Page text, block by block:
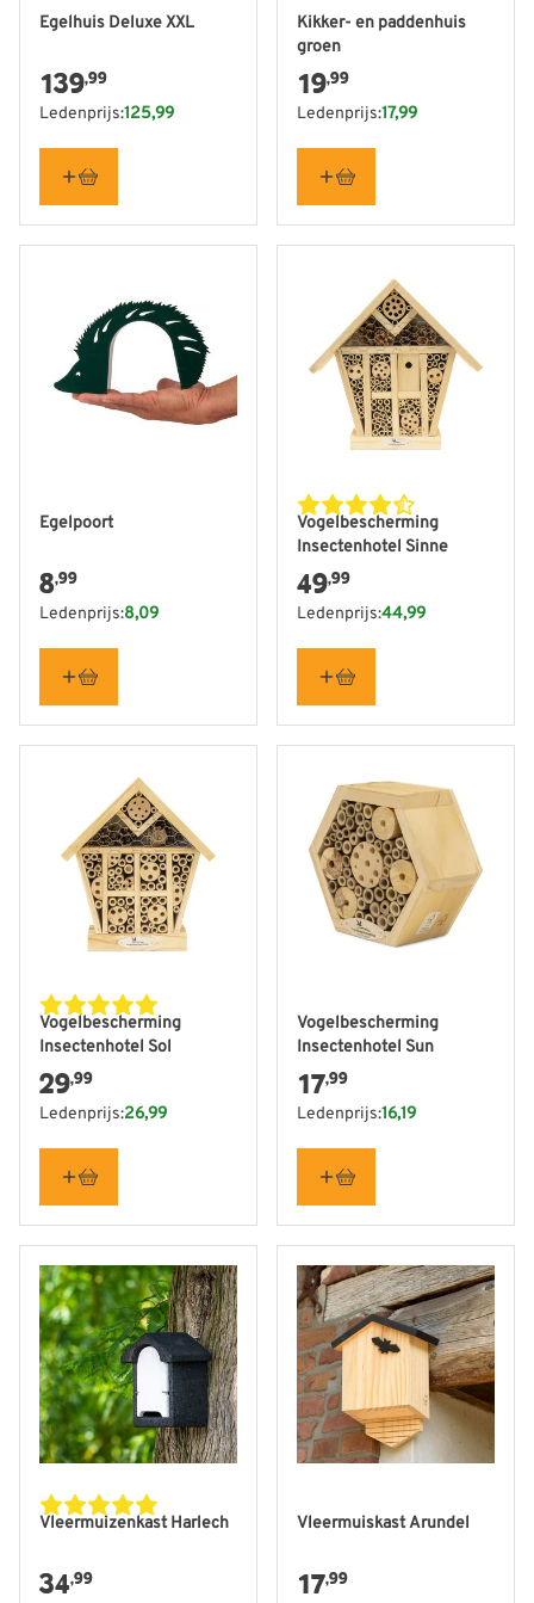
Egelhuis Deluxe XXL
139,99
Ledenprijs:125,99
Kikker- en paddenhuis
groen
19,99
Ledenprijs:17,99
Egelpoort
8,99
Ledenprijs:8,09
Vogelbescherming
Insectenhotel Sinne
49,99
Ledenprijs:44,99
Vogelbescherming
Insectenhotel Sol
29,99
Ledenprijs:26,99
Vogelbescherming
Insectenhotel Sun
17,99
Ledenprijs:16,19
Vleermuizenkast Harlech
34,99
Vleermuiskast Arundel
17,99